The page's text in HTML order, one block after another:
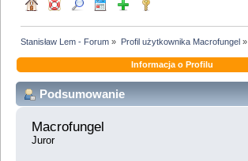
Stanisław Lem - Forum » Profil użytkownika Macrofungel»
Informacja o Profilu
Podsumowanie
Macrofungel
Juror